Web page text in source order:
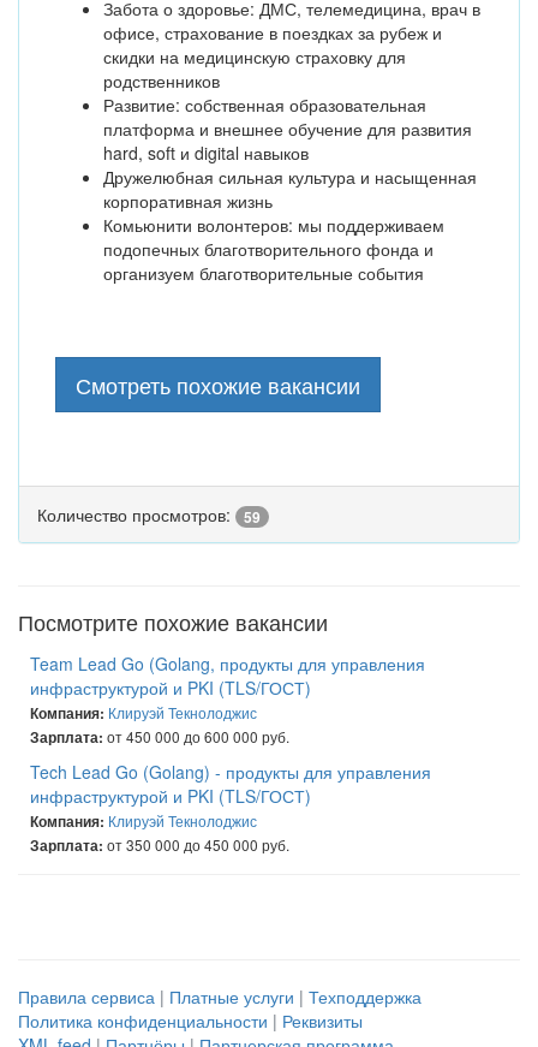
Забота о здоровье: ДМС, телемедицина, врач в
офисе, страхование в поездках за рубеж и
скидки на медицинскую страховку для
родственников
Развитие: собственная образовательная
платформа и внешнее обучение для развития
hard, soft и digital навыков
Дружелюбная сильная культура и насыщенная
корпоративная жизнь
Комьюнити волонтеров: мы поддерживаем
подопечных благотворительного фонда и
организуем благотворительные события
Смотреть похожие вакансии
Количество просмотров: 59
Посмотрите похожие вакансии
Team Lead Go (Golang, продукты для управления
инфраструктурой и PKI (TLS/ГОСТ)
Компания: Клируэй Текнолоджис
Зарплата: от 450 000 до 600 000 руб.
Tech Lead Go (Golang) - продукты для управления
инфраструктурой и PKI (TLS/ГОСТ)
Компания: Клируэй Текнолоджис
Зарплата: от 350 000 до 450 000 руб.
Правила сервиса | Платные услуги | Техподдержка
Политика конфиденциальности | Реквизиты